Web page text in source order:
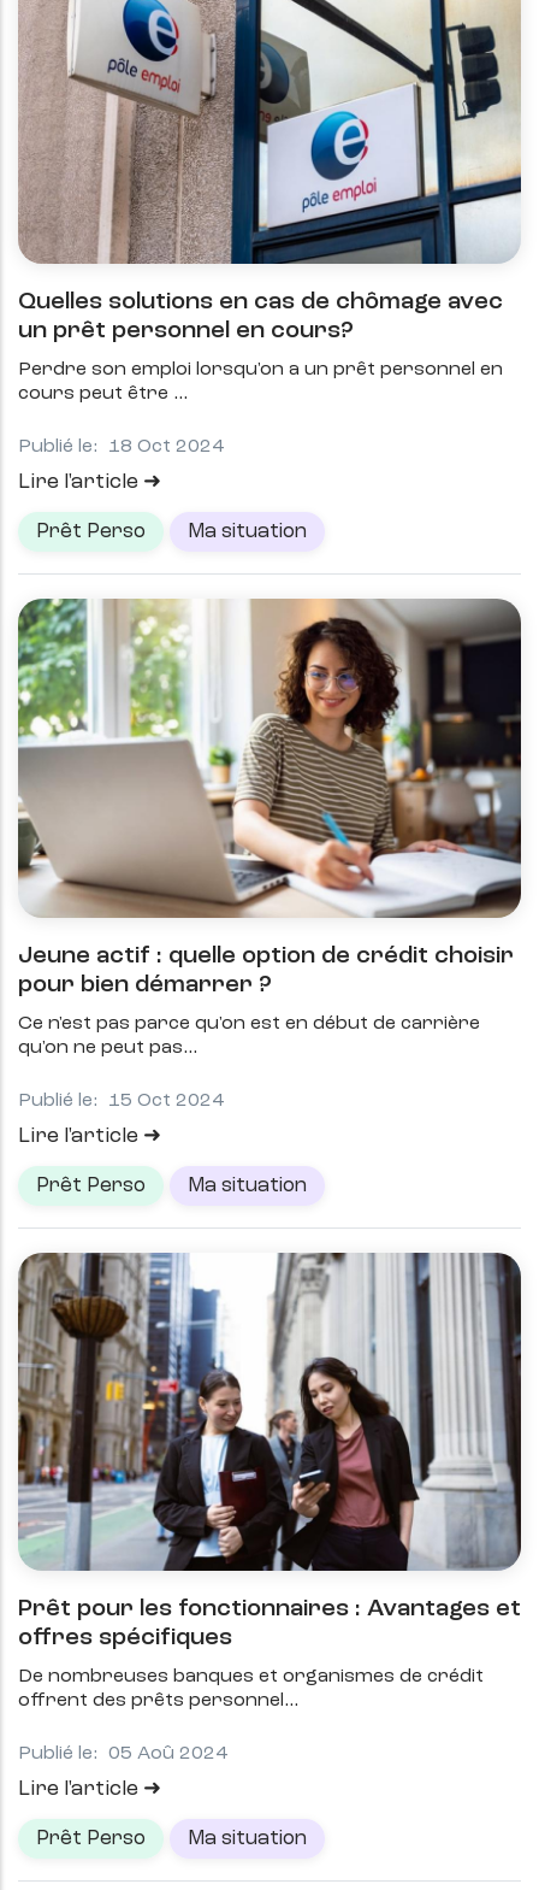
Quelles solutions en cas de chômage avec
un prêt personnel en cours?
Perdre son emploi lorsqu'on a un prêt personnel en
cours peut être
Publié le: 18 Oct 2024
Lire l'article
Prêt Perso Ma situation
Jeune actif : quelle option de crédit choisir
pour bien démarrer ?
Ce n'est pas parce qu'on est en début de carrière
qu'on ne peut pas
Publié le: 15 Oct 2024
Lire l'article
Prêt Perso Ma situation
Prêt pour les fonctionnaires : Avantages et
offres spécifiques
De nombreuses banques et organismes de crédit
offrent des prêts personnel
Publié le: 05 Aoû 2024
Lire l'article
Prêt Perso Ma situation